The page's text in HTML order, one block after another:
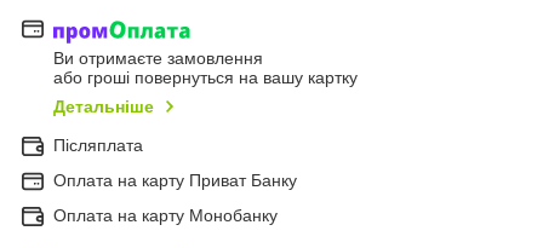
Ви отримаєте замовлення
або гроші повернуться на вашу картку
Детальніше
Післяплата
Оплата на карту Приват Банку
Оплата на карту Монобанку